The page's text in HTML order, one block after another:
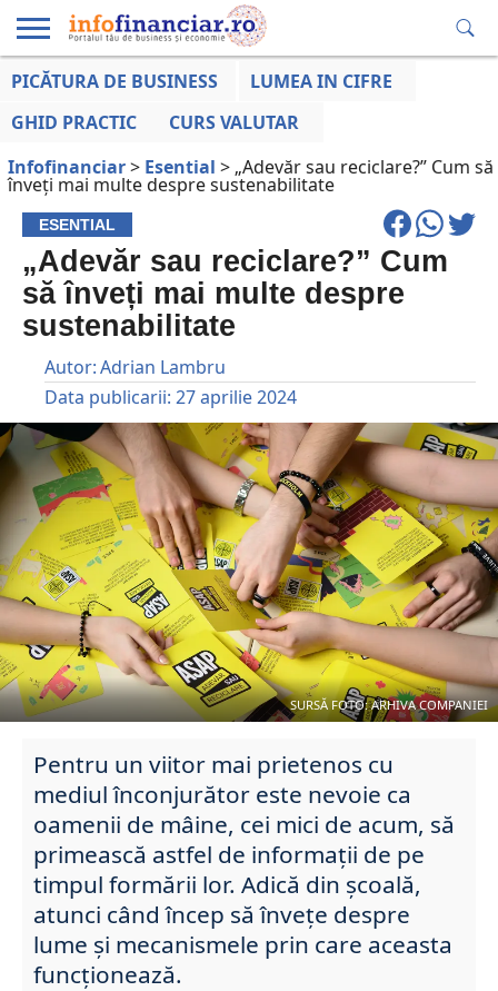
EDUCAȚIE
LA ZI
AFACERILOR
PICĂTURA DE BUSINESS
LUMEA IN CIFRE
GHID PRACTIC
CURS VALUTAR
Infofinanciar> Esential > „Adevăr sau reciclare?” Cum să
înveți mai multe despre sustenabilitate
ESENTIAL
„Adevăr sau reciclare?” Cum
să înveți mai multe despre
sustenabilitate
Autor:Adrian Lambru
Data publicarii: 27 aprilie 2024
SURSĂ FOTO: ARHIVA COMPANIEI
Pentru un viitor mai prietenos cu
mediul înconjurător este nevoie ca
oamenii de mâine, cei mici de acum, să
primească astfel de informații de pe
timpul formării lor. Adică din școală,
atunci când încep să învețe despre
lume și mecanismele prin care aceasta
funcționează.